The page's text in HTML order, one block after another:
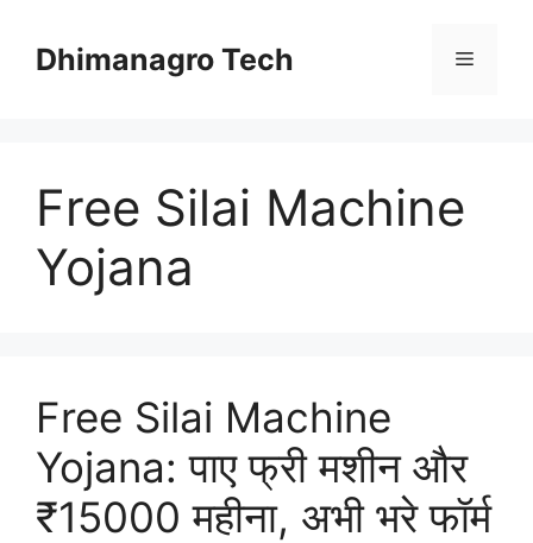
contentDhimanagro Tech Menu
Free Silai Machine
Yojana
Free Silai Machine
Yojana: पाए फ्री मशीन और
₹15000 महीना, अभी भरे फॉर्म